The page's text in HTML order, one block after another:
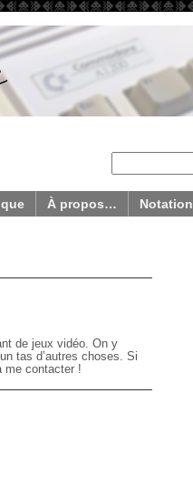
À propos… Notation
de jeux vidéo. On y
tas d’autres choses. Si
me contacter !